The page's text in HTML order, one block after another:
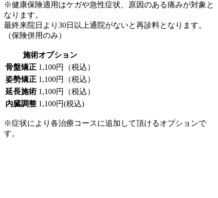
※健康保険適用はケガや急性症状、原因のある痛みが対象と
なります。
最終来院日より30日以上通院がないと再診料となります。
（保険併用のみ）
施術オプション
骨盤矯正 1,100円（税込）
姿勢矯正 1,100円（税込）
延長施術 1,100円（税込）
内臓調整 1,100円(税込)
※症状により各治療コースに追加して頂けるオプションで
す。